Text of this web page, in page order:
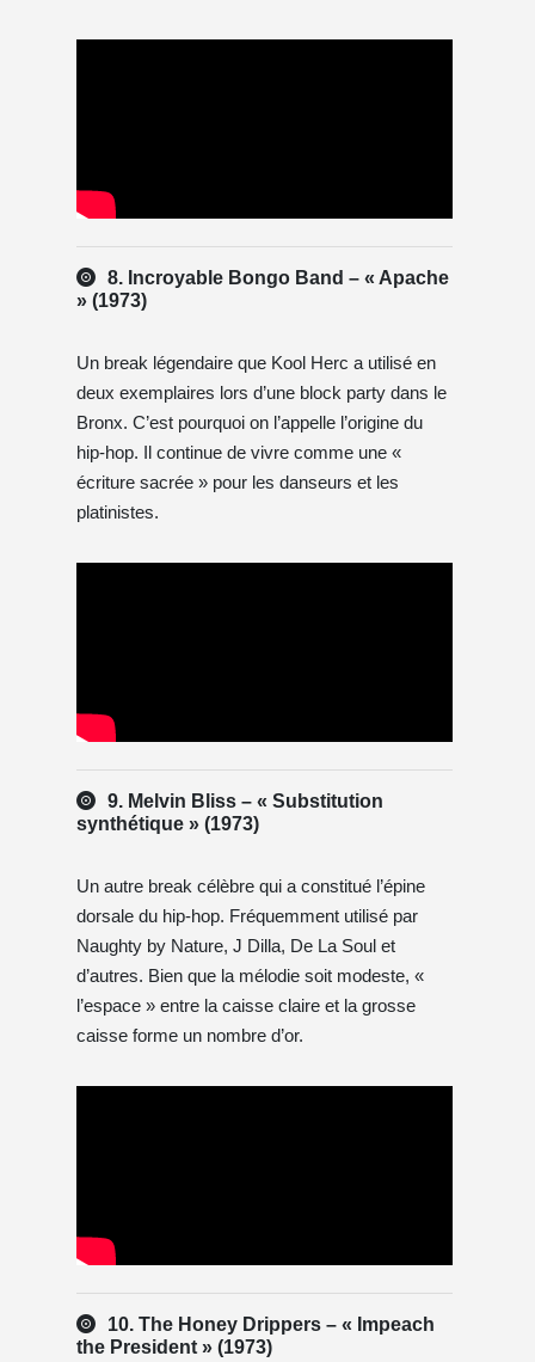
8. Incroyable Bongo Band – « Apache
» (1973)
Un break légendaire que Kool Herc a utilisé en
deux exemplaires lors d’une block party dans le
Bronx. C’est pourquoi on l’appelle l’origine du
hip-hop. Il continue de vivre comme une «
écriture sacrée » pour les danseurs et les
platinistes.
9. Melvin Bliss – « Substitution
synthétique » (1973)
Un autre break célèbre qui a constitué l’épine
dorsale du hip-hop. Fréquemment utilisé par
Naughty by Nature, J Dilla, De La Soul et
d’autres. Bien que la mélodie soit modeste, «
l’espace » entre la caisse claire et la grosse
caisse forme un nombre d’or.
10. The Honey Drippers – « Impeach
the President » (1973)